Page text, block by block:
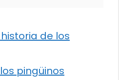
de los
pingüinos